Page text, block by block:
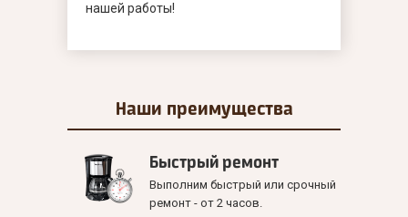
нашей работы!
Наши преимущества
Быстрый ремонт
Выполним быстрый или срочный
ремонт - от 2 часов.